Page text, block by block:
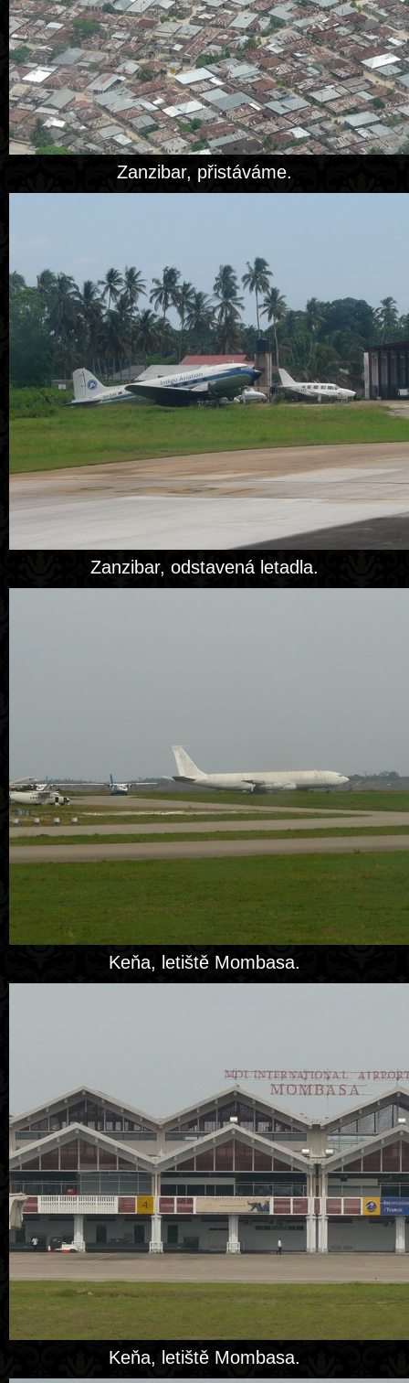
Zanzibar, přistáváme.
Zanzibar, odstavená letadla.
Keňa, letiště Mombasa.
Keňa, letiště Mombasa.